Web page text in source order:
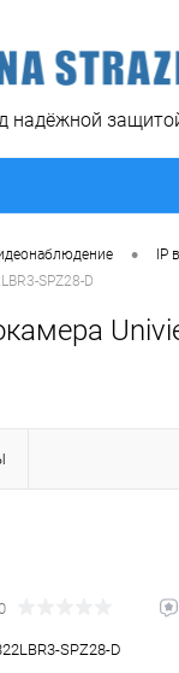
надёжной
• IP
SPZ28-D
SPZ28-D